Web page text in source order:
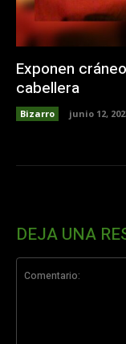
Exponen
cabellera
Bizarro junio 12,
DEJA UNA